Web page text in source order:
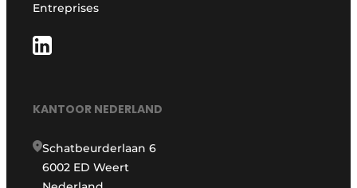
Entreprises
KANTOOR NEDERLAND
Schatbeurderlaan 6
6002 ED Weert